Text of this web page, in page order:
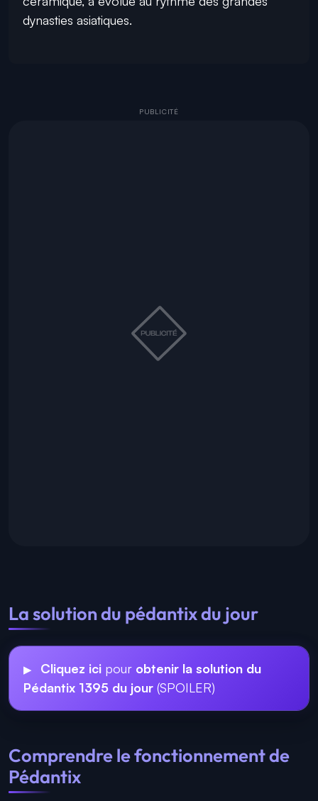
dynasties asiatiques.
La solution du pédantix du jour
Cliquez ici pour obtenir la solution du
Pédantix 1395 du jour (SPOILER)
Comprendre le fonctionnement de
Pédantix